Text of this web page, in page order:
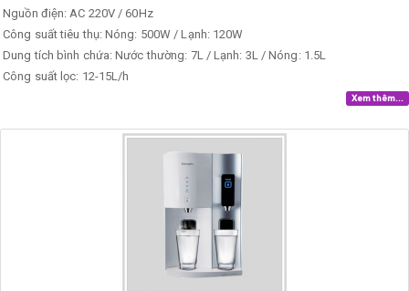
Nguồn điện: AC 220V / 60Hz
Công suất tiêu thụ: Nóng: 500W / Lạnh: 120W
Dung tích bình chứa: Nước thường: 7L / Lạnh: 3L / Nóng: 1.5L
Công suất lọc: 12-15L/h
Xem thêm...